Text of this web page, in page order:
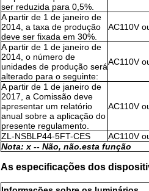
ser reduzida para 0,5%.
A partir de 1 de janeiro de
2014, a taxa de produção
deve ser fixada em 30%.
AC110V
A partir de 1 de janeiro de
2014, o número de
unidades de produção será
alterado para o seguinte:
AC110V
A partir de 1 de janeiro de
2017, a Comissão deve
apresentar um relatório
anual sobre a aplicação do
presente regulamento.
AC110V
ZL-NSBLP44-5FT-CES AC110V
Nota: x -- Não, não.esta função
As especificações dos